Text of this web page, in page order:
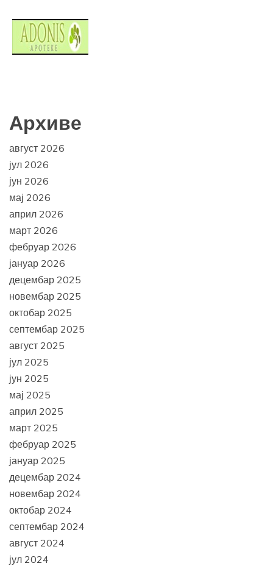
Архиве
август 2026
јул 2026
јун 2026
мај 2026
април 2026
март 2026
фебруар 2026
јануар 2026
децембар 2025
новембар 2025
октобар 2025
септембар 2025
август 2025
јул 2025
јун 2025
мај 2025
април 2025
март 2025
фебруар 2025
јануар 2025
децембар 2024
новембар 2024
октобар 2024
септембар 2024
август 2024
јул 2024